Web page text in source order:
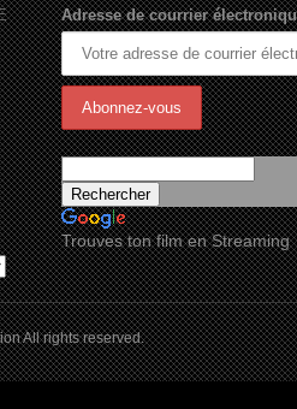
Adresse de courrier
Trouves ton film en Streaming
All rights reserved.